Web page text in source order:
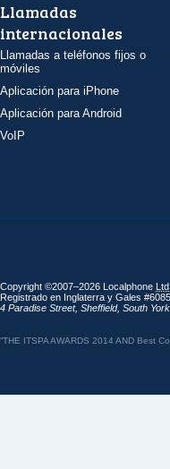
Llamadas
internacionales
Llamadas a teléfonos fijos o
móviles
Aplicación para iPhone
Aplicación para Android
VoIP
Copyright ©2007–2026 Localphone Ltd
Registrado en Inglaterra y Gales
4 Paradise Street, Sheffield, South
“THE ITSPA AWARDS 2014 AND Best